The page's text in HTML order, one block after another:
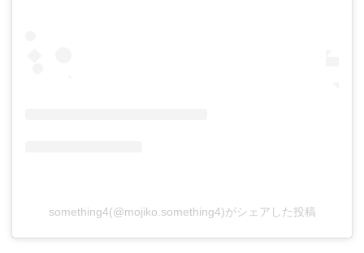
something4(@mojiko.something4)がシェアした投稿